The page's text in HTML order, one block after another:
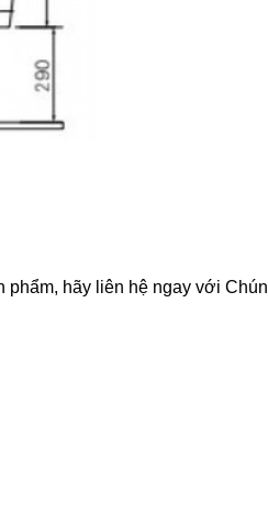
hãy liên hệ ngay với